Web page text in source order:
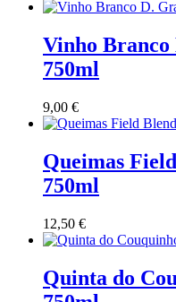
Vinho Branco
750ml
9,00 €
Queimas
750ml
12,50 €
Quinta do